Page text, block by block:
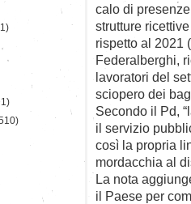
calo di
strutture
rispetto al 2021
Federalberghi,
lavoratori del
sciopero dei
Secondo il Pd,
il servizio
così la propria
mordacchia al
La nota
il Paese per